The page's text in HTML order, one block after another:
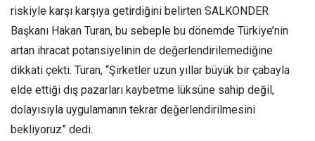
riskiyle karşı karşıya getirdiğini belirten SALKONDER
Başkanı Hakan Turan, bu sebeple bu dönemde Türkiye’nin
artan ihracat potansiyelinin de değerlendirilemediğine
dikkati çekti. Turan, “Şirketler uzun yıllar büyük bir çabayla
elde ettiği dış pazarları kaybetme lüksüne sahip değil,
dolayısıyla uygulamanın tekrar değerlendirilmesini
bekliyoruz” dedi.